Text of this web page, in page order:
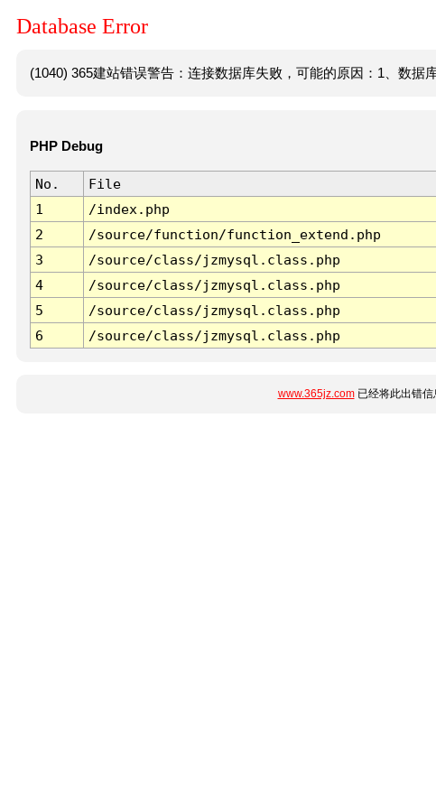
Database Error
(1040) 365建站错误警告：连接数据库失败，可能的原因：1、数据
PHP Debug
No. File
1
/index.php
2
/source/function/function_extend.php
3
/source/class/jzmysql.class.php
4
/source/class/jzmysql.class.php
5
/source/class/jzmysql.class.php
6
/source/class/jzmysql.class.php
www.365jz.com已经将此出错信